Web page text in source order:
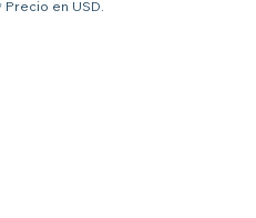
Precio en USD.